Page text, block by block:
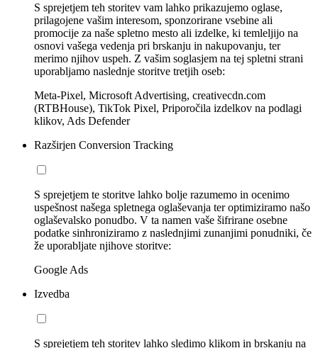
S sprejetjem teh storitev vam lahko prikazujemo oglase,
prilagojene vašim interesom, sponzorirane vsebine ali
promocije za naše spletno mesto ali izdelke, ki temleljijo na
osnovi vašega vedenja pri brskanju in nakupovanju, ter
merimo njihov uspeh. Z vašim soglasjem na tej spletni strani
uporabljamo naslednje storitve tretjih oseb:
Meta-Pixel, Microsoft Advertising, creativecdn.com
(RTBHouse), TikTok Pixel, Priporočila izdelkov na podlagi
klikov, Ads Defender
Razširjen Conversion Tracking
S sprejetjem te storitve lahko bolje razumemo in ocenimo
uspešnost našega spletnega oglaševanja ter optimiziramo našo
oglaševalsko ponudbo. V ta namen vaše šifrirane osebne
podatke sinhroniziramo z naslednjimi zunanjimi ponudniki, če
že uporabljate njihove storitve:
Google Ads
Izvedba
S sprejetjem teh storitev lahko sledimo klikom in brskanju na